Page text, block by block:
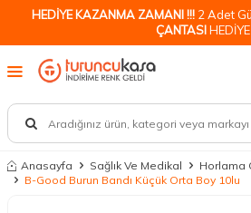
HEDİYE KAZANMA ZAMANI !!! 2 Adet
ÇANTASIHEDİYE
Anasayfa Sağlık Ve Medikal
Horlama
B-Good Burun Bandı Küçük Orta Boy 10lu